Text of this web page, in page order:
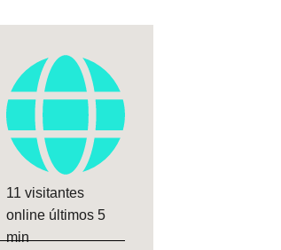
11 visitantes
online últimos 5
min